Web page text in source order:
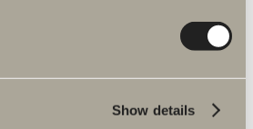
Show details